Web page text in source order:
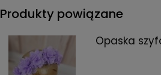
Produkty powiązane
Opaska